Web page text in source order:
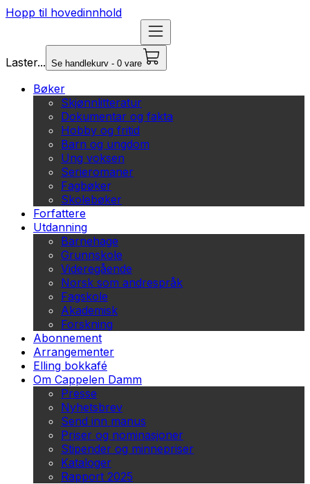
Hopp til hovedinnhold
Laster... Se handlekurv - 0 vare
Bøker
Skjønnlitteratur
Dokumentar og fakta
Hobby og fritid
Barn og ungdom
Ung voksen
Serieromaner
Fagbøker
Skolebøker
Forfattere
Utdanning
Barnehage
Grunnskole
Videregående
Norsk som andrespråk
Fagskole
Akademisk
Forskning
Abonnement
Arrangementer
Elling bokkafé
Om Cappelen Damm
Presse
Nyhetsbrev
Send inn manus
Priser og nominasjoner
Stipender og minnepriser
Kataloger
Rapport 2025